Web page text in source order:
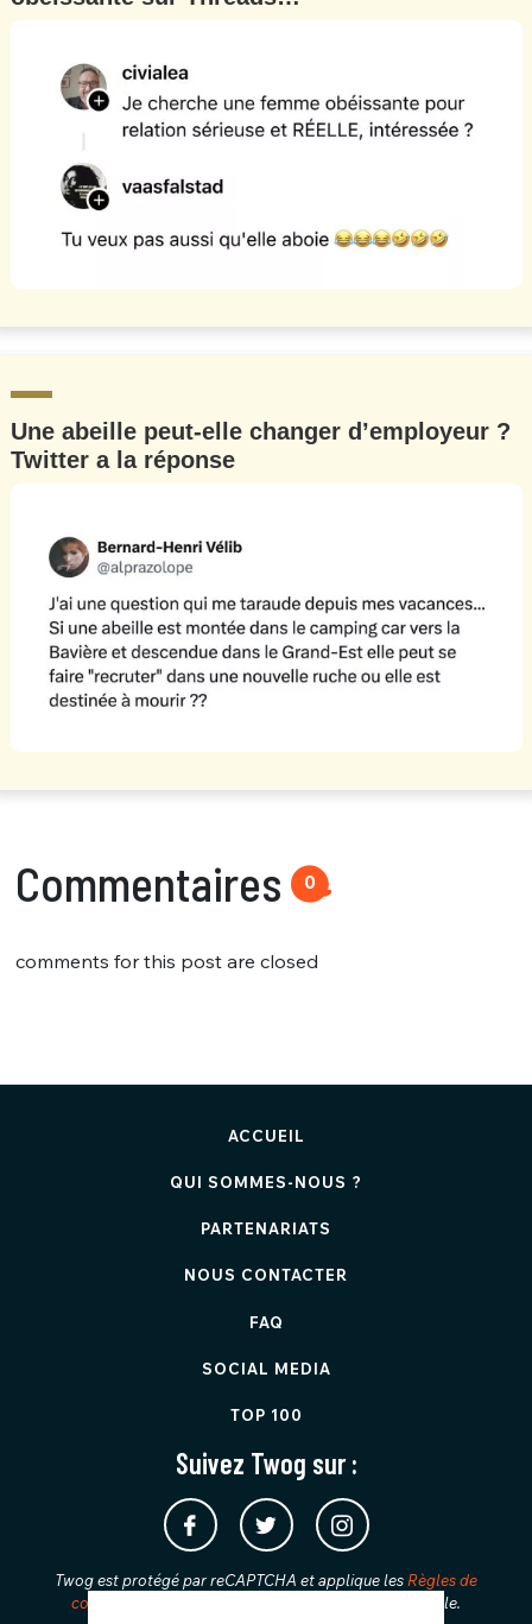
Une abeille peut-elle changer d’employeur ?
Twitter a la réponse
Commentaires 0
comments for this post are closed
ACCUEIL
QUI SOMMES-NOUS ?
PARTENARIATS
NOUS CONTACTER
FAQ
SOCIAL MEDIA
TOP 100
Suivez Twog sur :
Twog est protégé par reCAPTCHA et applique les Règles de
confidentialité
de Google.